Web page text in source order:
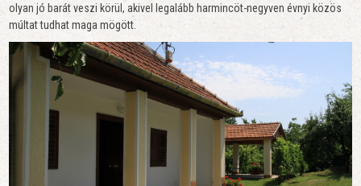
olyan jó barát veszi körül, akivel legalább harmincöt-negyven évnyi közös
múltat tudhat maga mögött.